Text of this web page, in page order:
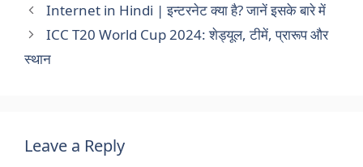
Internet in Hindi | इन्टरनेट क्या है? जानें इसके बारे में
ICC T20 World Cup 2024: शेड्यूल, टीमें, प्रारूप और
स्थान
Leave a Reply